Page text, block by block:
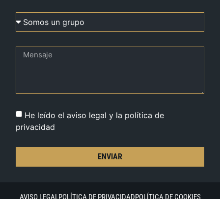
He leído el aviso legal y la política de
privacidad
ENVIAR
AVISO LEGALPOLÍTICA DE PRIVACIDADPOLÍTICA DE COOKIES